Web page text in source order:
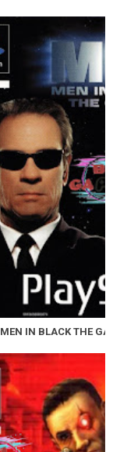
MEN IN BLACK THE